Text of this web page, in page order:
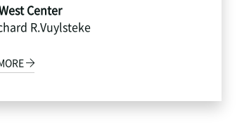
Center
R.Vuylsteke